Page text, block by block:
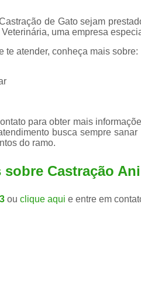
de Gato sejam
uma empresa
te atender, conheça mais sobre:
para obter mais
busca sempre
do ramo.
sobre Castração
ou clique aqui e entre em